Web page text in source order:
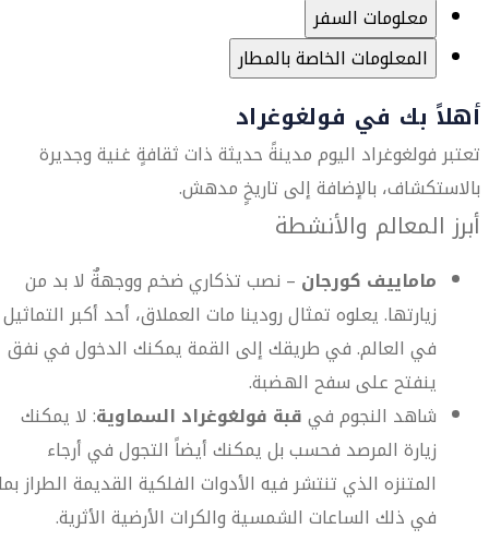
معلومات السفر
المعلومات الخاصة بالمطار
أهلاً بك في فولغوغراد
تعتبر فولغوغراد اليوم مدينةً حديثة ذات ثقافةٍ غنية وجديرة
بالاستكشاف، بالإضافة إلى تاريخٍ مدهش.
أبرز المعالم والأنشطة
ماماييف كورجان – نصب تذكاري ضخم ووجهةٌ لا بد من
زيارتها. يعلوه تمثال رودينا مات العملاق، أحد أكبر التماثيل
في العالم. في طريقك إلى القمة يمكنك الدخول في نفق
ينفتح على سفح الهضبة.
شاهد النجوم فيقبة فولغوغراد السماوية: لا يمكنك
زيارة المرصد فحسب بل يمكنك أيضاً التجول في أرجاء
المتنزه الذي تنتشر فيه الأدوات الفلكية القديمة الطراز
في ذلك الساعات الشمسية والكرات الأرضية الأثرية.